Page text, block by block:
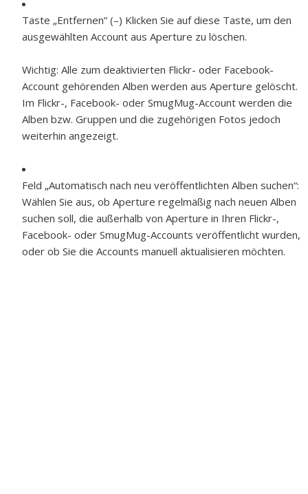
Taste „Entfernen“ (–) Klicken Sie auf diese Taste, um den
ausgewählten Account aus Aperture zu löschen.
Wichtig: Alle zum deaktivierten Flickr- oder Facebook-
Account gehörenden Alben werden aus Aperture gelöscht.
Im Flickr-, Facebook- oder SmugMug-Account werden die
Alben bzw. Gruppen und die zugehörigen Fotos jedoch
weiterhin angezeigt.
Feld „Automatisch nach neu veröffentlichten Alben suchen“:
Wählen Sie aus, ob Aperture regelmäßig nach neuen Alben
suchen soll, die außerhalb von Aperture in Ihren Flickr-,
Facebook- oder SmugMug-Accounts veröffentlicht wurden,
oder ob Sie die Accounts manuell aktualisieren möchten.